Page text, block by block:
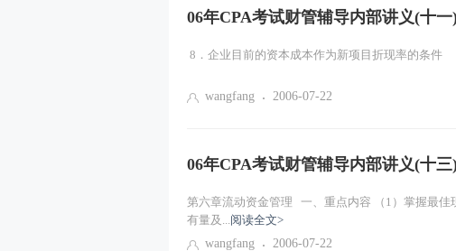
06年CPA考试财管辅导内部讲义(十一
8．企业目前的资本成本作为新项目折现率的条件
wangfang 2006-07-22
06年CPA考试财管辅导内部讲义(十三
第六章流动资金管理 一、重点内容 （1）掌握最
有量及...阅读全文>
wangfang
2006-07-22